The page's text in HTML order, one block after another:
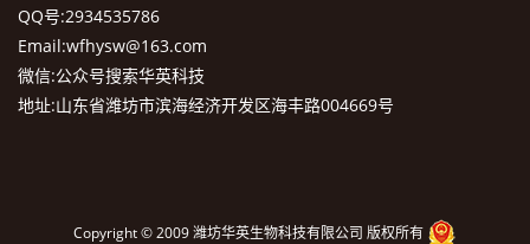
QQ号:2934535786
Email:wfhysw@163.com
微信:公众号搜索华英科技
地址:山东省潍坊市滨海经济开发区海丰路004669号
Copyright © 2009 潍坊华英生物科技有限公司 版权所有